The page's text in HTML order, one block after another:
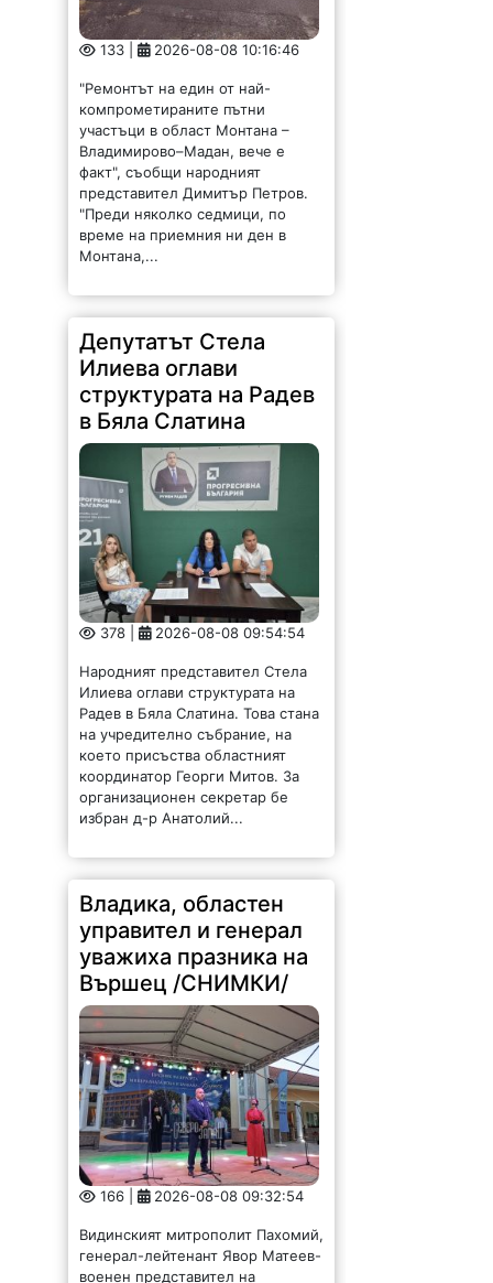
133 | 2026-08-08 10:16:46
"Ремонтът на един от най-
компрометираните пътни
участъци в област Монтана –
Владимирово–Мадан, вече е
факт", съобщи народният
представител Димитър Петров.
"Преди няколко седмици, по
време на приемния ни ден в
Монтана,...
Депутатът Стела
Илиева оглави
структурата на Радев
в Бяла Слатина
378 | 2026-08-08 09:54:54
Народният представител Стела
Илиева оглави структурата на
Радев в Бяла Слатина. Това стана
на учредително събрание, на
което присъства областният
координатор Георги Митов. За
организационен секретар бе
избран д-р Анатолий...
Владика, областен
управител и генерал
уважиха празника на
Вършец /СНИМКИ/
166 | 2026-08-08 09:32:54
Видинският митрополит Пахомий,
генерал-лейтенант Явор Матеев-
военен представител на